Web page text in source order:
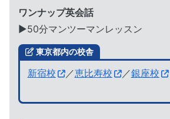
ワンナップ英会話
▶︎50分マンツーマンレッスン
東京都内の校舎
新宿校 ／恵比寿校 ／銀座校